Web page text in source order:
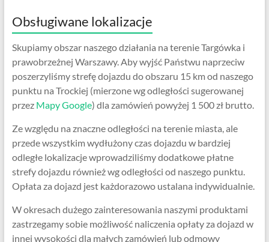
Obsługiwane lokalizacje
Skupiamy obszar naszego działania na terenie Targówka i
prawobrzeżnej Warszawy. Aby wyjść Państwu naprzeciw
poszerzyliśmy strefę dojazdu do obszaru 15 km od naszego
punktu na Trockiej (mierzone wg odległości sugerowanej
przez Mapy Google) dla zamówień powyżej 1 500 zł brutto.
Ze względu na znaczne odległości na terenie miasta, ale
przede wszystkim wydłużony czas dojazdu w bardziej
odległe lokalizacje wprowadziliśmy dodatkowe płatne
strefy dojazdu również wg odległości od naszego punktu.
Opłata za dojazd jest każdorazowo ustalana indywidualnie.
W okresach dużego zainteresowania naszymi produktami
zastrzegamy sobie możliwość naliczenia opłaty za dojazd w
innej wysokości dla małych zamówień lub odmowy